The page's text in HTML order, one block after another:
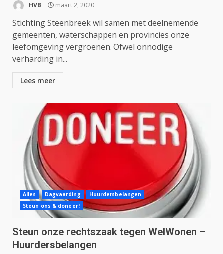
HVB maart 2, 2020
Stichting Steenbreek wil samen met deelnemende
gemeenten, waterschappen en provincies onze
leefomgeving vergroenen. Ofwel onnodige
verharding in...
Lees meer
Alles Dagvaarding
Huurdersbelangen
Steun ons & doneer!
Steun onze rechtszaak tegen WelWonen –
Huurdersbelangen